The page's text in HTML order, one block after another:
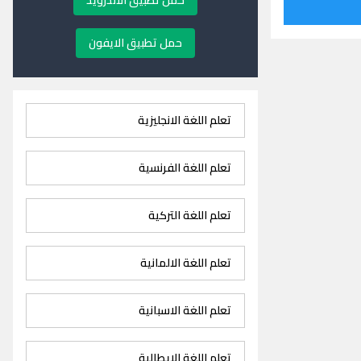
حمل تطبيق الايفون
تعلم اللغة الانجليزية
تعلم اللغة الفرنسية
تعلم اللغة التركية
تعلم اللغة الالمانية
تعلم اللغة الاسبانية